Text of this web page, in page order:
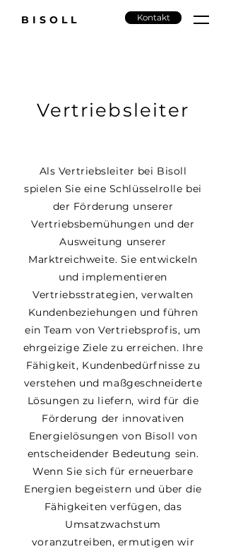
BISOLL Kontakt
Vertriebsleiter
Als Vertriebsleiter bei Bisoll
spielen Sie eine Schlüsselrolle bei
der Förderung unserer
Vertriebsbemühungen und der
Ausweitung unserer
Marktreichweite. Sie entwickeln
und implementieren
Vertriebsstrategien, verwalten
Kundenbeziehungen und führen
ein Team von Vertriebsprofis, um
ehrgeizige Ziele zu erreichen. Ihre
Fähigkeit, Kundenbedürfnisse zu
verstehen und maßgeschneiderte
Lösungen zu liefern, wird für die
Förderung der innovativen
Energielösungen von Bisoll von
entscheidender Bedeutung sein.
Wenn Sie sich für erneuerbare
Energien begeistern und über die
Fähigkeiten verfügen, das
Umsatzwachstum
voranzutreiben, ermutigen wir